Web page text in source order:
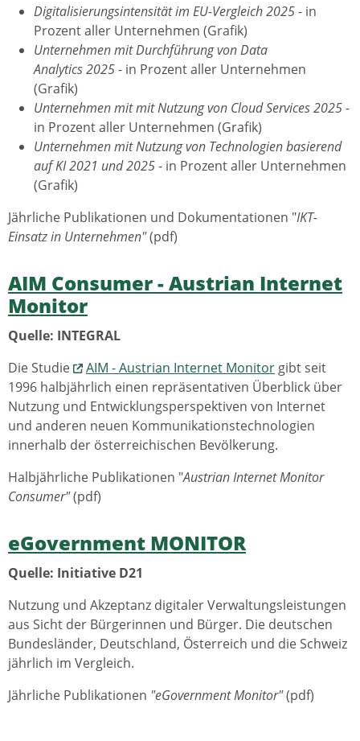
Digitalisierungsintensität im EU-Vergleich 2025- in
Prozent aller Unternehmen (Grafik)
Unternehmen mit Durchführung von Data
Analytics 2025- in Prozent aller Unternehmen
(Grafik)
Unternehmen mit mit Nutzung von Cloud Services 2025-
in Prozent aller Unternehmen (Grafik)
Unternehmen mit Nutzung von Technologien basierend
auf KI 2021 und 2025- in Prozent aller Unternehmen
(Grafik)
Jährliche Publikationen und Dokumentationen "IKT-
Einsatz in Unternehmen"(pdf)
AIM Consumer - Austrian Internet
Monitor
Quelle: INTEGRAL
Die Studie
AIM - Austrian Internet Monitor gibt seit
1996 halbjährlich einen repräsentativen Überblick über
Nutzung und Entwicklungsperspektiven von Internet
und anderen neuen Kommunikationstechnologien
innerhalb der österreichischen Bevölkerung.
Halbjährliche Publikationen "Austrian Internet Monitor
Consumer"(pdf)
eGovernment MONITOR
Quelle: Initiative D21
Nutzung und Akzeptanz digitaler Verwaltungsleistungen
aus Sicht der Bürgerinnen und Bürger. Die deutschen
Bundesländer, Deutschland, Österreich und die Schweiz
jährlich im Vergleich.
Jährliche Publikationen "eGovernment Monitor"(pdf)